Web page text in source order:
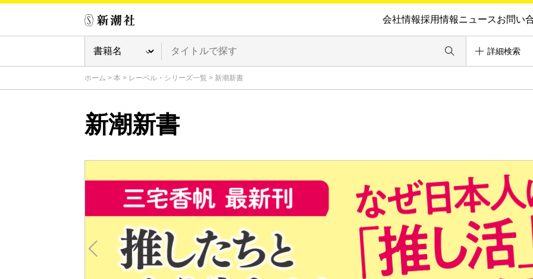
会社情報採用情報ニュースお問い
詳細検索
ホーム > 本 > レーベル・シリーズ一覧 > 新潮新書
新潮新書